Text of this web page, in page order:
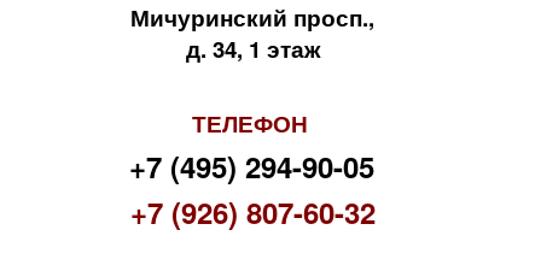
Мичуринский просп.,
д. 34, 1 этаж
ТЕЛЕФОН
+7 (495) 294-90-05
+7 (926) 807-60-32